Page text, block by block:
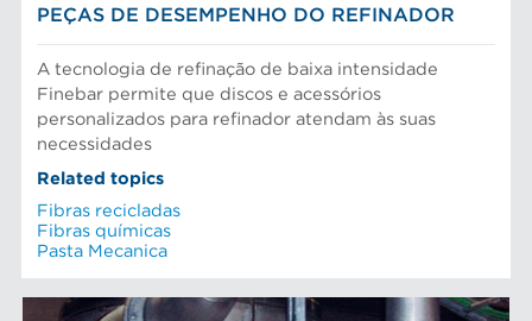
PEÇAS DE DESEMPENHO DO REFINADOR
A tecnologia de refinação de baixa intensidade
Finebar permite que discos e acessórios
personalizados para refinador atendam às suas
necessidades
Related topics
Fibras recicladas
Fibras químicas
Pasta Mecanica